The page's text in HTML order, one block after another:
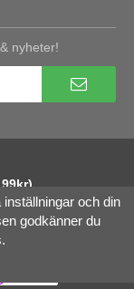
nyheter!
delbetalningoch din
godkänner du